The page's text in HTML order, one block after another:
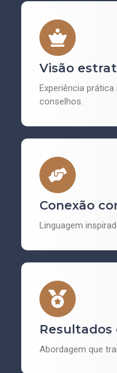
Visão
Experiência
conselhos.
Conexão
Linguagem
Abordagem que